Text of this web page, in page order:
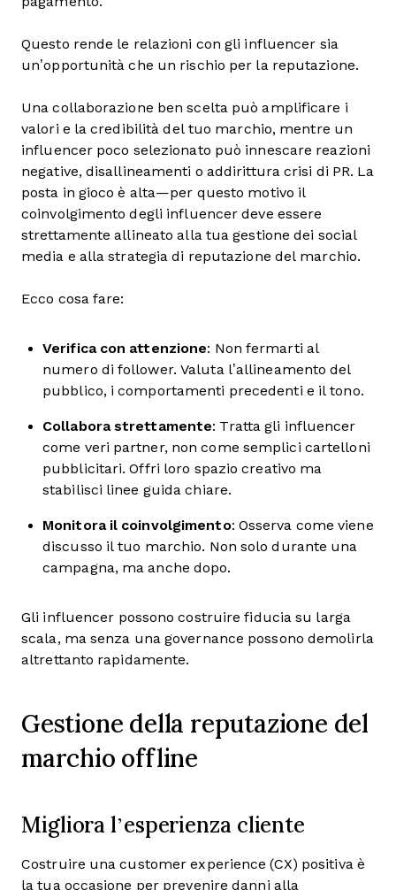
Questo rende le relazioni con gli influencer sia
un’opportunità che un rischio per la reputazione.
Una collaborazione ben scelta può amplificare i
valori e la credibilità del tuo marchio, mentre un
influencer poco selezionato può innescare reazioni
negative, disallineamenti o addirittura crisi di PR. La
posta in gioco è alta—per questo motivo il
coinvolgimento degli influencer deve essere
strettamente allineato alla tua gestione dei social
media e alla strategia di reputazione del marchio.
Ecco cosa fare:
Verifica con attenzione: Non fermarti al
numero di follower. Valuta l’allineamento del
pubblico, i comportamenti precedenti e il tono.
Collabora strettamente: Tratta gli influencer
come veri partner, non come semplici cartelloni
pubblicitari. Offri loro spazio creativo ma
stabilisci linee guida chiare.
Monitora il coinvolgimento: Osserva come viene
discusso il tuo marchio. Non solo durante una
campagna, ma anche dopo.
Gli influencer possono costruire fiducia su larga
scala, ma senza una governance possono demolirla
altrettanto rapidamente.
Gestione della reputazione del
marchio offline
Migliora l’esperienza cliente
Costruire una customer experience (CX) positiva è
la tua occasione per prevenire danni alla